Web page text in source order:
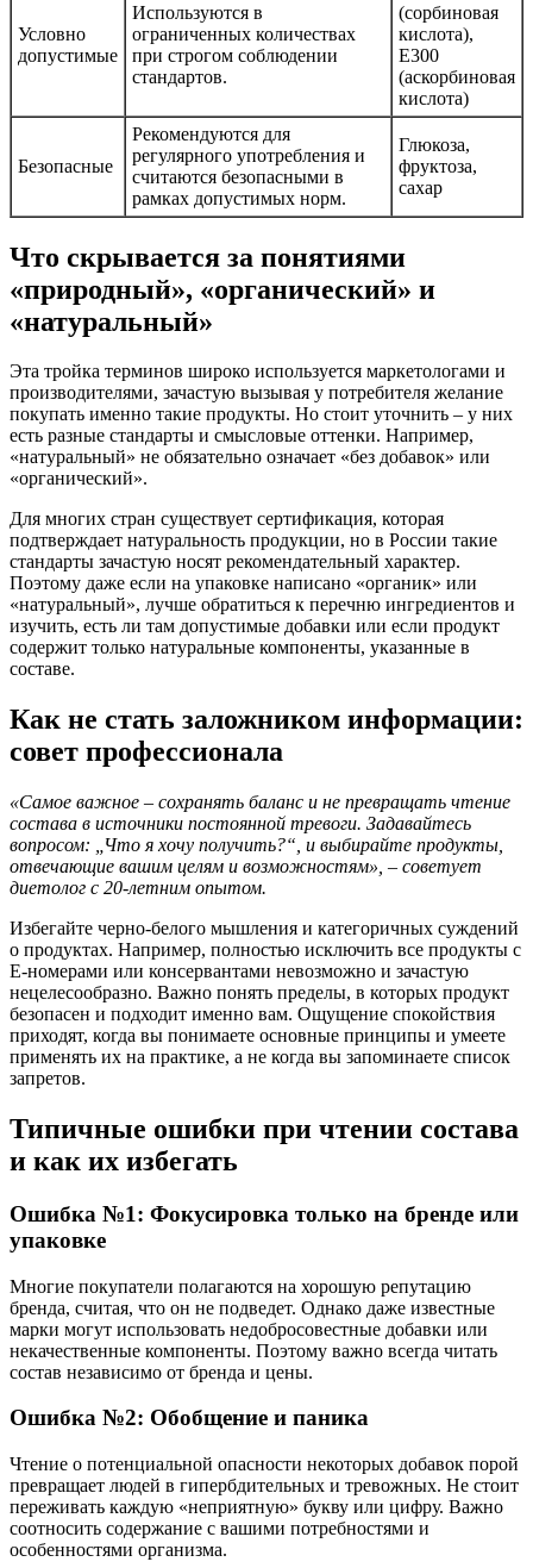
Условно
допустимые
Используются в
ограниченных количествах
при строгом соблюдении
стандартов.
(сорбиновая
кислота),
Е300
(аскорбиновая
кислота)
Безопасные
Рекомендуются для
регулярного употребления и
считаются безопасными в
рамках допустимых норм.
Глюкоза,
фруктоза,
сахар
Что скрывается за понятиями
«природный», «органический» и
«натуральный»
Эта тройка терминов широко используется маркетологами и
производителями, зачастую вызывая у потребителя желание
покупать именно такие продукты. Но стоит уточнить – у них
есть разные стандарты и смысловые оттенки. Например,
«натуральный» не обязательно означает «без добавок» или
«органический».
Для многих стран существует сертификация, которая
подтверждает натуральность продукции, но в России такие
стандарты зачастую носят рекомендательный характер.
Поэтому даже если на упаковке написано «органик» или
«натуральный», лучше обратиться к перечню ингредиентов и
изучить, есть ли там допустимые добавки или если продукт
содержит только натуральные компоненты, указанные в
составе.
Как не стать заложником информации:
совет профессионала
«Самое важное – сохранять баланс и не превращать чтение
состава в источники постоянной тревоги. Задавайтесь
вопросом: „Что я хочу получить?“, и выбирайте продукты,
отвечающие вашим целям и возможностям», – советует
диетолог с 20-летним опытом.
Избегайте черно-белого мышления и категоричных суждений
о продуктах. Например, полностью исключить все продукты с
Е-номерами или консервантами невозможно и зачастую
нецелесообразно. Важно понять пределы, в которых продукт
безопасен и подходит именно вам. Ощущение спокойствия
приходят, когда вы понимаете основные принципы и умеете
применять их на практике, а не когда вы запоминаете список
запретов.
Типичные ошибки при чтении состава
и как их избегать
Ошибка №1: Фокусировка только на бренде или
упаковке
Многие покупатели полагаются на хорошую репутацию
бренда, считая, что он не подведет. Однако даже известные
марки могут использовать недобросовестные добавки или
некачественные компоненты. Поэтому важно всегда читать
состав независимо от бренда и цены.
Ошибка №2: Обобщение и паника
Чтение о потенциальной опасности некоторых добавок порой
превращает людей в гипербдительных и тревожных. Не стоит
переживать каждую «неприятную» букву или цифру. Важно
соотносить содержание с вашими потребностями и
особенностями организма.